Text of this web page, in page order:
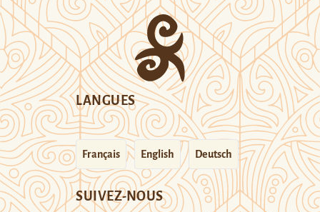
LANGUES
Français English Deutsch
SUIVEZ-NOUS